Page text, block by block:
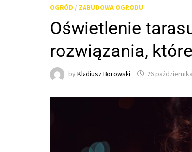
OGRÓD / ZABUDOWA OGRODU
Oświetlenie
rozwiązania,
by Kladiusz Borowski 26